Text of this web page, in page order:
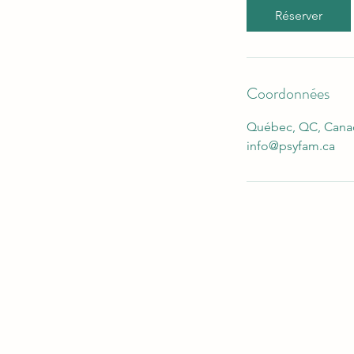
Réserver
Coordonnées
Québec, QC,
info@psyfam.ca